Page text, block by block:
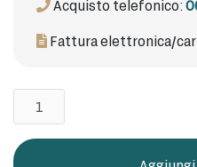
Acquisto telefonico:
Fattura elettronica/
Otoxilact
Detergente
Auricolare
quantità